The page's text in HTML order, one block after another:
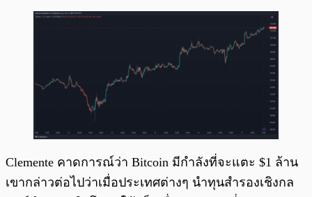
Clemente คาดการณ์ว่า Bitcoin มีกำลังที่จะแตะ $1 ล้าน
เขากล่าวต่อไปว่าเมื่อประเทศต่างๆ นำทุนสำรองเชิงกล